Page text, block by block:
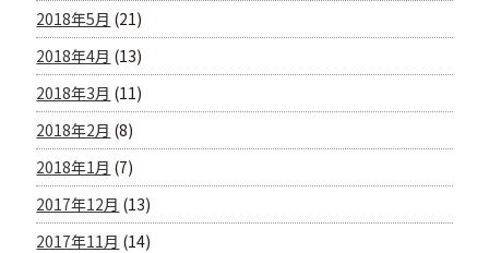
2018年5月 (21)
2018年4月 (13)
2018年3月 (11)
2018年2月 (8)
2018年1月 (7)
2017年12月 (13)
2017年11月 (14)